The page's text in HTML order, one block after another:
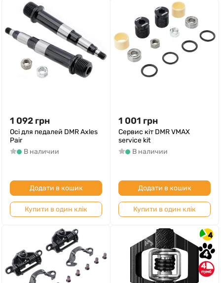
1 092 грн
Осі для педалей DMR Axles
Pair
В наличии
Додати в кошик
Купити в один клік
1 001 грн
Сервис кіт DMR VMAX
service kit
В наличии
Додати в кошик
Купити в один клік
4
4
4